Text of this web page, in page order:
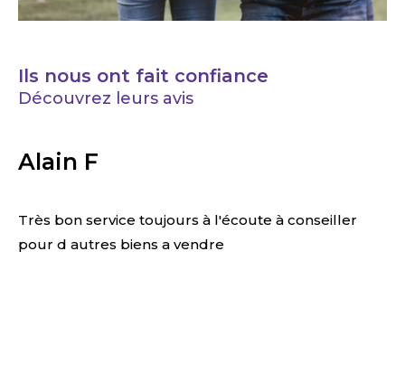
Ils nous ont fait confiance
Découvrez leurs avis
Alain F
Très bon service toujours à l'écoute à conseiller
pour d autres biens a vendre